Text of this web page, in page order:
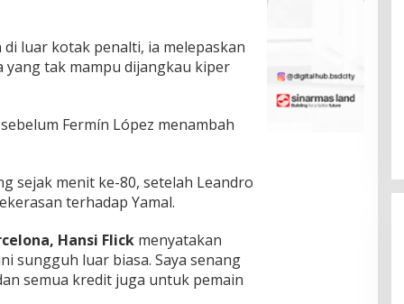
luar kotak penalti, ia melepaskan
tak mampu dijangkau kiper
Fermín López menambah
sejak menit ke-80, setelah Leandro
terhadap Yamal.
Hansi Flick menyatakan
sungguh luar biasa. Saya senang
semua kredit juga untuk pemain